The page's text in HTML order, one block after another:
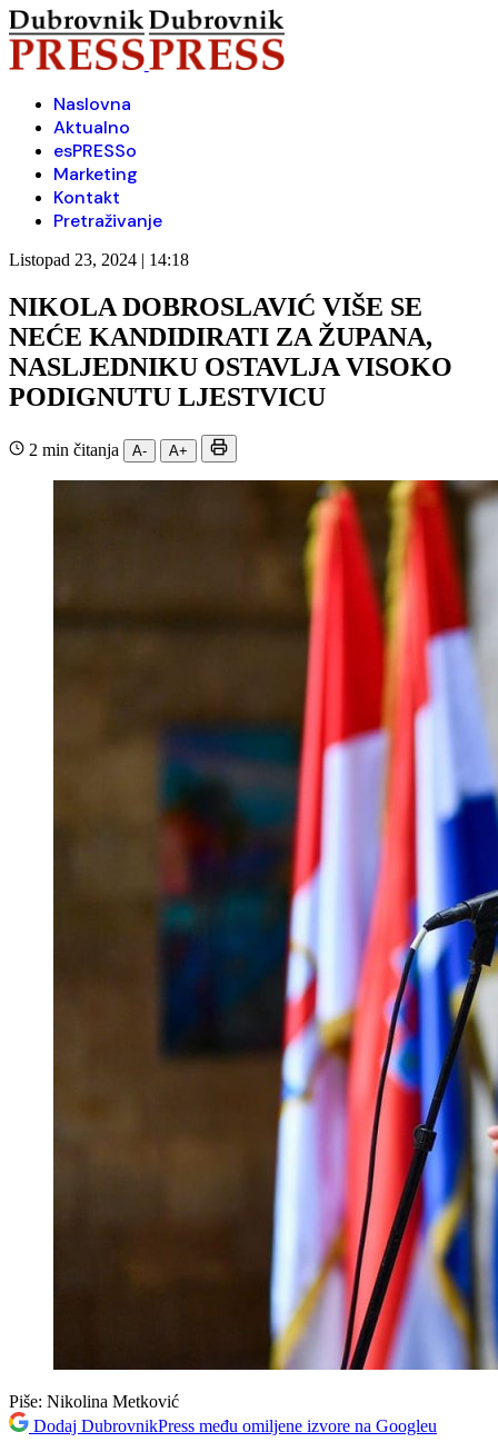
Naslovna
Aktualno
esPRESSo
Marketing
Kontakt
Pretraživanje
Listopad 23, 2024 | 14:18
NIKOLA DOBROSLAVIĆ VIŠE SE
NEĆE KANDIDIRATI ZA ŽUPANA,
NASLJEDNIKU OSTAVLJA VISOKO
PODIGNUTU LJESTVICU
2 min čitanja A- A+
Piše: Nikolina Metković
Dodaj DubrovnikPress među omiljene izvore na Googleu